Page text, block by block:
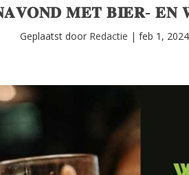
𝐌𝐄𝐓 𝐁𝐈𝐄𝐑- 𝐄𝐍
Geplaatst door Redactie |feb 1, 2024